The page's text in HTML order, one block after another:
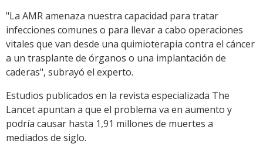
"La AMR amenaza nuestra capacidad para tratar
infecciones comunes o para llevar a cabo operaciones
vitales que van desde una quimioterapia contra el cáncer
a un trasplante de órganos o una implantación de
caderas", subrayó el experto.
Estudios publicados en la revista especializada The
Lancet apuntan a que el problema va en aumento y
podría causar hasta 1,91 millones de muertes a
mediados de siglo.